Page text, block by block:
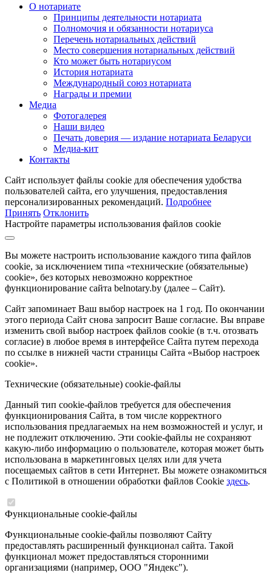
О нотариате
Принципы деятельности нотариата
Полномочия и обязанности нотариуса
Перечень нотариальных действий
Место совершения нотариальных действий
Кто может быть нотариусом
История нотариата
Международный союз нотариата
Награды и премии
Медиа
Фотогалерея
Наши видео
Печать доверия — издание нотариата Беларуси
Медиа-кит
Контакты
Сайт использует файлы cookie для обеспечения удобства
пользователей сайта, его улучшения, предоставления
персонализированных рекомендаций. Подробнее
Принять Отклонить
Настройте параметры использования файлов cookie
Вы можете настроить использование каждого типа файлов
cookie, за исключением типа «технические (обязательные)
cookie», без которых невозможно корректное
функционирование сайта belnotary.by (далее – Сайт).
Сайт запоминает Ваш выбор настроек на 1 год. По окончании
этого периода Сайт снова запросит Ваше согласие. Вы вправе
изменить свой выбор настроек файлов cookie (в т.ч. отозвать
согласие) в любое время в интерфейсе Сайта путем перехода
по ссылке в нижней части страницы Сайта «Выбор настроек
cookie».
Технические (обязательные) cookie-файлы
Данный тип cookie-файлов требуется для обеспечения
функционирования Сайта, в том числе корректного
использования предлагаемых на нем возможностей и услуг, и
не подлежит отключению. Эти cookie-файлы не сохраняют
какую-либо информацию о пользователе, которая может быть
использована в маркетинговых целях или для учета
посещаемых сайтов в сети Интернет. Вы можете ознакомиться
с Политикой в отношении обработки файлов Cookie здесь.
Функциональные cookie-файлы
Функциональные cookie-файлы позволяют Сайту
предоставлять расширенный функционал сайта. Такой
функционал может предоставляться сторонними
организациями (например, ООО "Яндекс").